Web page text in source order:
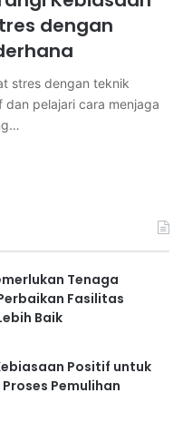
dengan
stres dengan teknik
pelajari cara menjaga
Tenaga
Fasilitas
Baik
Positif untuk
Pemulihan